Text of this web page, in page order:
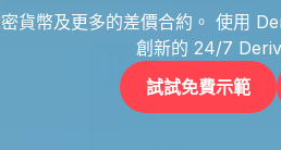
貨幣及更多的差價合約。 使用
創新的 24/7
試試免費示範